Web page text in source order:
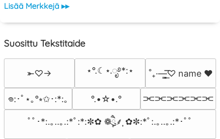
Lisää Merkkejä ▸▸
Suosittu Tekstitaide
⤜♡→ ⋆°.☾⋆.ೃ࿔*:⋆ ˚₊·—̳͟͞͞♡ name ♥️
𖦹:･ﾟ⋆｡°⭒✩･:*:｡ °.•☆•.° ⫘⫘⫘⫘⫘⫘
ﾟﾟ･*:.｡..｡.:*ﾟ:*:✼✿ ❁ཻུ۪۪⸙͎ ✿✼:*ﾟ:.｡..｡.:*･ﾟﾟ